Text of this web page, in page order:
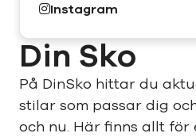
Din Sko
På DinSko hittar du
stilar som passar dig
och nu. Här finns allt
Instagram